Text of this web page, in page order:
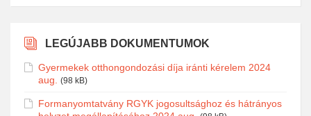
LEGÚJABB DOKUMENTUMOK
Gyermekek otthongondozási díja iránti kérelem 2024
aug.
(98 kB)
Formanyomtatvány RGYK jogosultsághoz és hátrányos